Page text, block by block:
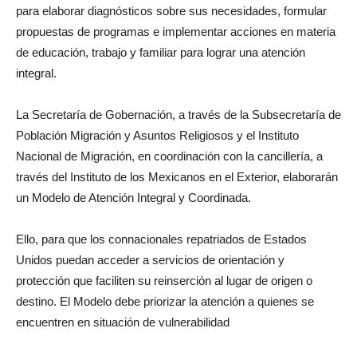
para elaborar diagnósticos sobre sus necesidades, formular
propuestas de programas e implementar acciones en materia
de educación, trabajo y familiar para lograr una atención
integral.
La Secretaría de Gobernación, a través de la Subsecretaría de
Población Migración y Asuntos Religiosos y el Instituto
Nacional de Migración, en coordinación con la cancillería, a
través del Instituto de los Mexicanos en el Exterior, elaborarán
un Modelo de Atención Integral y Coordinada.
Ello, para que los connacionales repatriados de Estados
Unidos puedan acceder a servicios de orientación y
protección que faciliten su reinserción al lugar de origen o
destino. El Modelo debe priorizar la atención a quienes se
encuentren en situación de vulnerabilidad